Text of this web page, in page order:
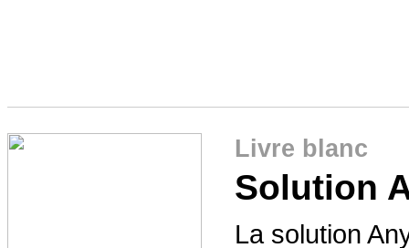
Livre blanc
Solution
La solution